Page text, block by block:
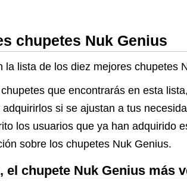
chupetes Nuk Genius
lista de los diez mejores chupetes
que encontrarás en esta
si se ajustan a tus
los usuarios que ya han adquirido
sobre los chupetes Nuk Genius.
chupete Nuk Genius más